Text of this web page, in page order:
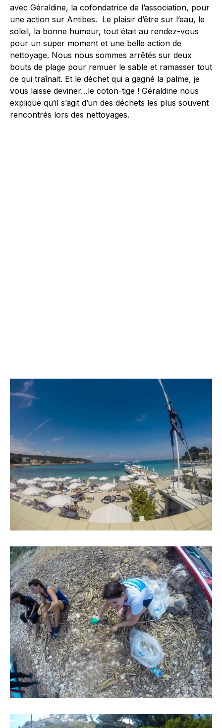
avec Géraldine, la cofondatrice de l’association, pour
une action sur Antibes. Le plaisir d’être sur l’eau, le
soleil, la bonne humeur, tout était au rendez-vous
pour un super moment et une belle action de
nettoyage. Nous nous sommes arrêtés sur deux
bouts de plage pour remuer le sable et ramasser tout
ce qui traînait. Et le déchet qui a gagné la palme, je
vous laisse deviner…le coton-tige ! Géraldine nous
explique qu’il s’agit d’un des déchets les plus souvent
rencontrés lors des nettoyages.